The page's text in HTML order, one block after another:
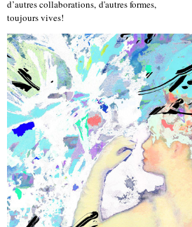
d’autres collaborations, d'autres formes,
toujours vives!